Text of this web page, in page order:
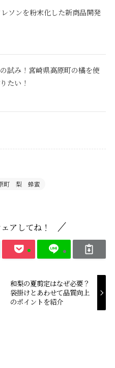
ソンを粉末化した新商品開発
試み！宮崎県高原町の橘を使
たい！
町 梨 蜂蜜
アしてね！
和梨の夏剪定はなぜ必要？
袋掛けとあわせて品質向上
のポイントを紹介